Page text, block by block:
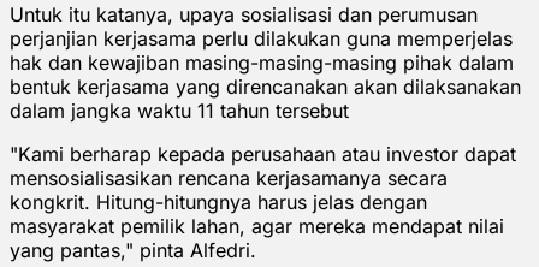
Untuk itu katanya, upaya sosialisasi dan perumusan
perjanjian kerjasama perlu dilakukan guna memperjelas
hak dan kewajiban masing-masing-masing pihak dalam
bentuk kerjasama yang direncanakan akan dilaksanakan
dalam jangka waktu 11 tahun tersebut
"Kami berharap kepada perusahaan atau investor dapat
mensosialisasikan rencana kerjasamanya secara
kongkrit. Hitung-hitungnya harus jelas dengan
masyarakat pemilik lahan, agar mereka mendapat nilai
yang pantas," pinta Alfedri.